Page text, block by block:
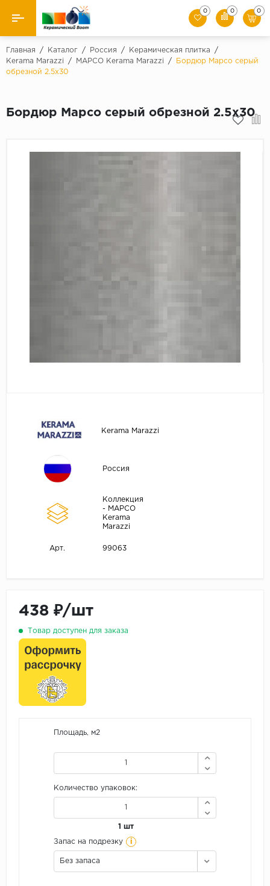
Назад
Производители
0 0 0
Главная / Каталог / Россия / Керамическая плитка
/
Kerama Marazzi
/ МАРСО Kerama Marazzi /
Бордюр Марсо серый
обрезной 2.5х30
Бордюр Марсо серый обрезной 2.5х30
Kerama Marazzi
Россия
Коллекция
- МАРСО
Kerama
Marazzi
Арт. 99063
438 ₽/шт
Товар доступен для заказа
Площадь, м2
Количество упаковок:
1 шт
Запас на подрезку i
Без запаса